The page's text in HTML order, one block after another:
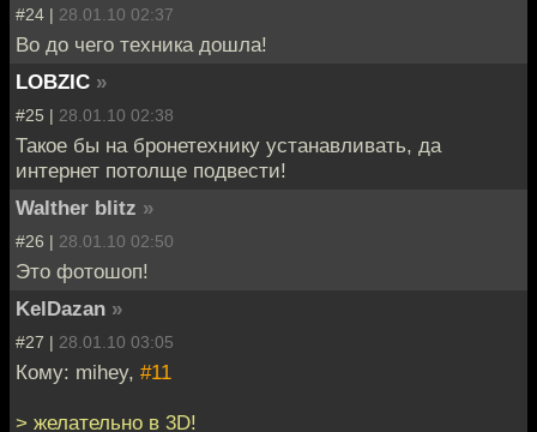
#24 | 28.01.10 02:37
Во до чего техника дошла!
LOBZIC »
#25 | 28.01.10 02:38
Такое бы на бронетехнику устанавливать, да
интернет потолще подвести!
Walther blitz »
#26 | 28.01.10 02:50
Это фотошоп!
KelDazan »
#27 | 28.01.10 03:05
Кому: mihey, #11
> желательно в 3D!